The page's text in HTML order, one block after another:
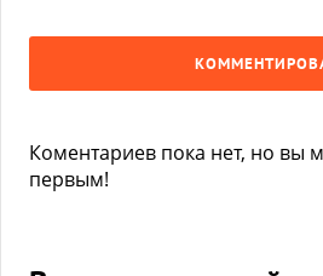
Коментариев пока нет, но вы
первым!